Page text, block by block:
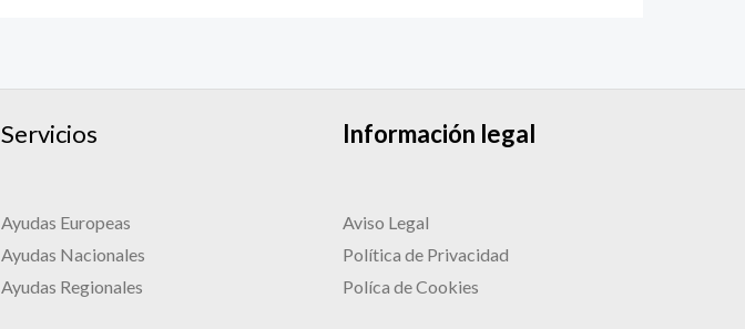
Servicios
Ayudas Europeas
Ayudas Nacionales
Ayudas Regionales
Información legal
Aviso Legal
Política de Privacidad
Políca de Cookies